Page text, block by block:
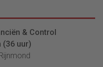
& Control
(36 uur)